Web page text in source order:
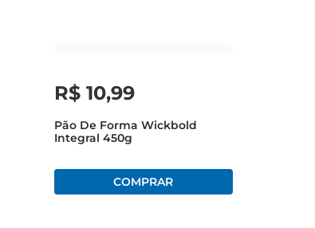
R$ 10,99
Pão De Forma Wickbold
Integral 450g